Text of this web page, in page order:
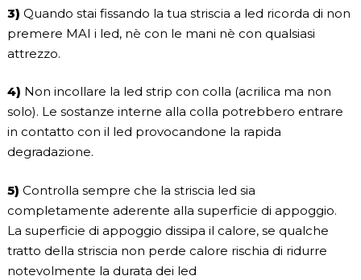
3) Quando stai fissando la tua striscia a led ricorda di non
premere MAI i led, nè con le mani nè con qualsiasi
attrezzo.
4) Non incollare la led strip con colla (acrilica ma non
solo). Le sostanze interne alla colla potrebbero entrare
in contatto con il led provocandone la rapida
degradazione.
5) Controlla sempre che la striscia led sia
completamente aderente alla superficie di appoggio.
La superficie di appoggio dissipa il calore, se qualche
tratto della striscia non perde calore rischia di ridurre
notevolmente la durata dei led